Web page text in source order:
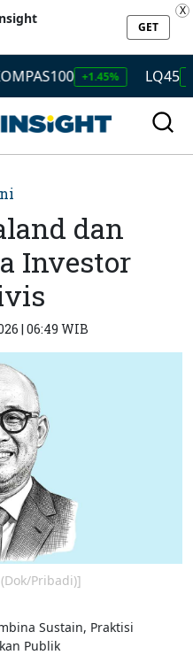
GET
X
+1.45% LQ45 +1.50%
dan
Investor
| 06:49 WIB
Pribadi)]
Sustain, Praktisi
Publik